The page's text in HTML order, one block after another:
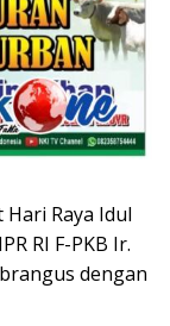
Raya Idul
RI F-PKB Ir.
dengan